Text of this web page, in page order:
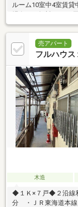
ルーム10室中4室賃貸
売アパート
フルハウス
木造
◆１Ｋ×７戸◆２沿線
分 ・ＪＲ東海道本